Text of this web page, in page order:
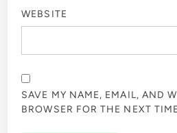
WEBSITE
SAVE MY NAME, EMAIL, AND
BROWSER FOR THE NEXT